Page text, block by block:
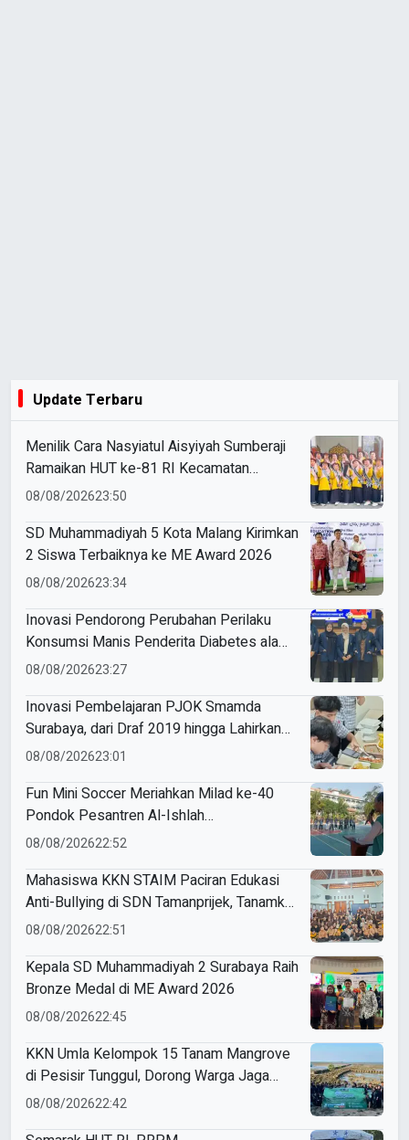
Update Terbaru
Menilik Cara Nasyiatul Aisyiyah Sumberaji
Ramaikan HUT ke-81 RI Kecamatan
Sukodadi
08/08/202623:50
SD Muhammadiyah 5 Kota Malang Kirimkan
2 Siswa Terbaiknya ke ME Award 2026
08/08/202623:34
Inovasi Pendorong Perubahan Perilaku
Konsumsi Manis Penderita Diabetes ala
Mahasiswa Unesa
08/08/202623:27
Inovasi Pembelajaran PJOK Smamda
Surabaya, dari Draf 2019 hingga Lahirkan
Modul Gizi Digital
08/08/202623:01
Fun Mini Soccer Meriahkan Milad ke-40
Pondok Pesantren Al-Ishlah
Sendangagung
08/08/202622:52
Mahasiswa KKN STAIM Paciran Edukasi
Anti-Bullying di SDN Tamanprijek, Tanamkan
Empati Sejak Dini
08/08/202622:51
Kepala SD Muhammadiyah 2 Surabaya Raih
Bronze Medal di ME Award 2026
08/08/202622:45
KKN Umla Kelompok 15 Tanam Mangrove
di Pesisir Tunggul, Dorong Warga Jaga
Lingkungan
08/08/202622:42